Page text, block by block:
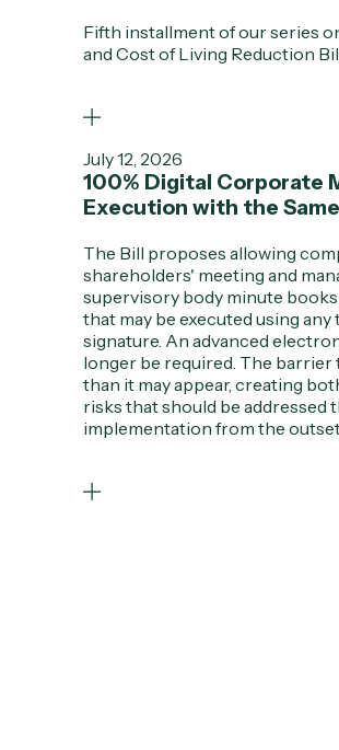
Fifth installment of our series
and Cost of Living Reduction
July 12, 2026
100% Digital Corporate
Execution with the
The Bill proposes allowing
shareholders' meeting and
supervisory body minute
that may be executed using
signature. An advanced
longer be required. The
than it may appear, creating
risks that should be
implementation from the